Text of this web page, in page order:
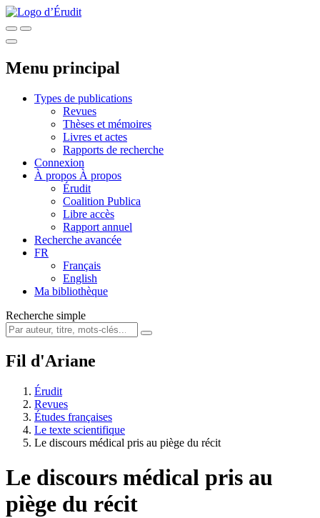
Menu principal
Types de publications
Revues
Thèses et mémoires
Livres et actes
Rapports de recherche
Connexion
À propos À propos
Érudit
Coalition Publica
Libre accès
Rapport annuel
Recherche avancée
FR
Français
English
Ma bibliothèque
Recherche simple
Fil d'Ariane
Érudit
Revues
Études françaises
Le texte scientifique
Le discours médical pris au piège du récit
Le discours médical pris au
piège du récit